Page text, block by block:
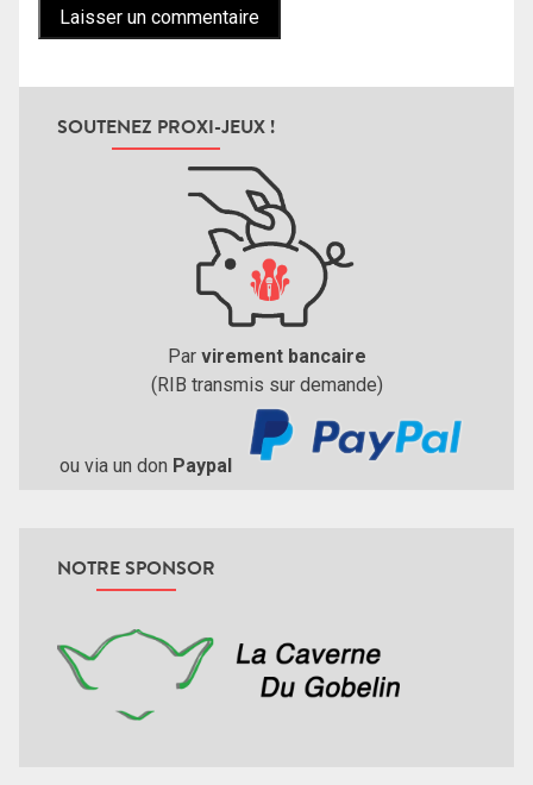
SOUTENEZ PROXI-JEUX !
Par virement bancaire
(RIB transmis sur demande)
ou via un don Paypal
NOTRE SPONSOR